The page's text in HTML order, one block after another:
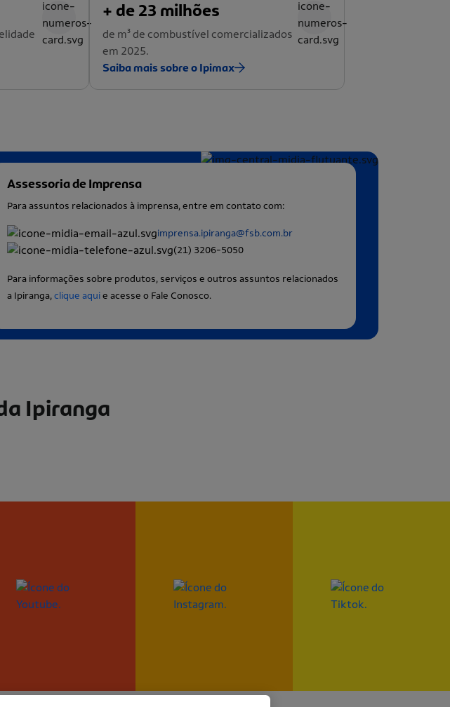
+ de 23 milhões
de m³ de combustível comercializados
em 2025.
Saiba mais sobre o Ipimax
Assessoria de Imprensa
Para assuntos relacionados à imprensa, entre em contato com:
imprensa.ipiranga@fsb.com.br
(21) 3206-5050
Para informações sobre produtos, serviços e outros assuntos relacionados
a Ipiranga,clique aquie acesse o Fale Conosco.
Ipiranga